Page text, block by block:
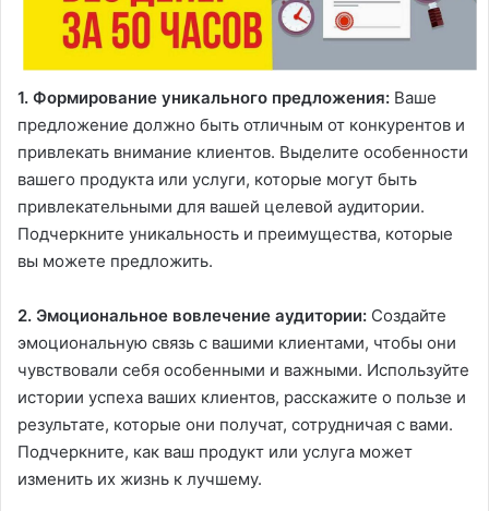
1. Формирование уникального предложения: Ваше
предложение должно быть отличным от конкурентов и
привлекать внимание клиентов. Выделите особенности
вашего продукта или услуги, которые могут быть
привлекательными для вашей целевой аудитории.
Подчеркните уникальность и преимущества, которые
вы можете предложить.
2. Эмоциональное вовлечение аудитории: Создайте
эмоциональную связь с вашими клиентами, чтобы они
чувствовали себя особенными и важными. Используйте
истории успеха ваших клиентов, расскажите о пользе и
результате, которые они получат, сотрудничая с вами.
Подчеркните, как ваш продукт или услуга может
изменить их жизнь к лучшему.